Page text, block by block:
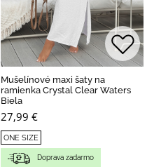
Mušelínové maxi šaty na
ramienka Crystal Clear Waters
Biela
27,99 €
ONE SIZE
Doprava zadarmo